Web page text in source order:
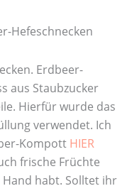
Hefeschnecken
Erdbeer-
aus Staubzucker
Hierfür wurde das
verwendet. Ich
Kompott HIER
frische Früchte
habt. Solltet ihr